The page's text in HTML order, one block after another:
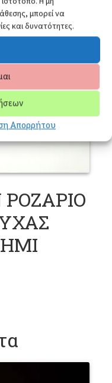
μπορεί να
και δυνατότητες.
Απορρήτου
είναι:
35,90 €.
να
σελίδα